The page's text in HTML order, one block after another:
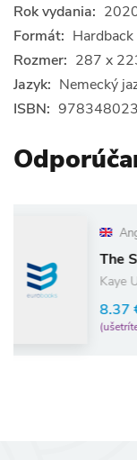
Rok vydania:
Formát: Hardback
Rozmer: 287 x
Jazyk: Nemecký
ISBN:
The Stepsister's
Kaye Umansky